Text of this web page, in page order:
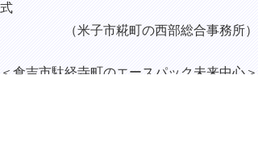
式
（米子市糀町の西部総合事務所）
＜倉吉市駄経寺町のエースパック未来中心＞